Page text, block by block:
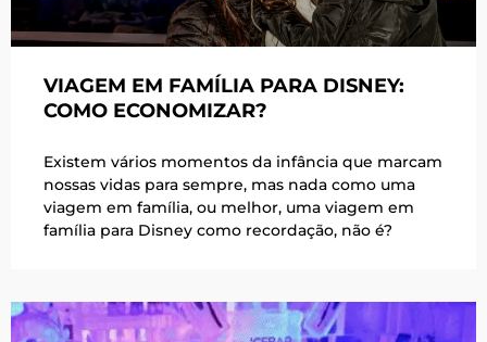
VIAGEM EM FAMÍLIA PARA DISNEY:
COMO ECONOMIZAR?
Existem vários momentos da infância que marcam
nossas vidas para sempre, mas nada como uma
viagem em família, ou melhor, uma viagem em
família para Disney como recordação, não é?